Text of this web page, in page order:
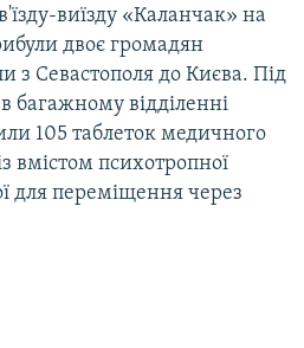
виїзду «Каланчак» на
двоє громадян
з Севастополя до Києва. Під
багажному відділенні
105 таблеток медичного
вмістом психотропної
для переміщення через